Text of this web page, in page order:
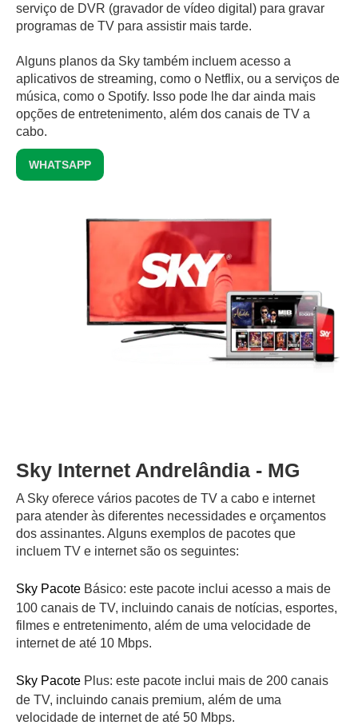
serviço de DVR (gravador de vídeo digital) para gravar
programas de TV para assistir mais tarde.
Alguns planos da Sky também incluem acesso a
aplicativos de streaming, como o Netflix, ou a serviços de
música, como o Spotify. Isso pode lhe dar ainda mais
opções de entretenimento, além dos canais de TV a
cabo.
WHATSAPP
Sky Internet Andrelândia - MG
A Sky oferece vários pacotes de TV a cabo e internet
para atender às diferentes necessidades e orçamentos
dos assinantes. Alguns exemplos de pacotes que
incluem TV e internet são os seguintes:
Sky Pacote Básico: este pacote inclui acesso a mais de
100 canais de TV, incluindo canais de notícias, esportes,
filmes e entretenimento, além de uma velocidade de
internet de até 10 Mbps.
Sky Pacote Plus: este pacote inclui mais de 200 canais
de TV, incluindo canais premium, além de uma
velocidade de internet de até 50 Mbps.